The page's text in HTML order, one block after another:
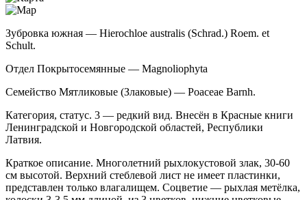
Зубровка южная — Hierochloe australis (Schrad.) Roem. et
Schult.
Отдел Покрытосемянные — Magnoliophyta
Семейство Мятликовые (Злаковые) — Poaceae Barnh.
Категория, статус. 3 — редкий вид. Внесён в Красные книги
Ленинградской и Нов­городской областей, Республики
Латвия.
Краткое описание. Многолетний рыхлокусто­вой злак, 30-60
см высотой. Верхний стеблевой лист не имеет пластинки,
представлен только влагалищем. Соцветие — рыхлая метёлка,